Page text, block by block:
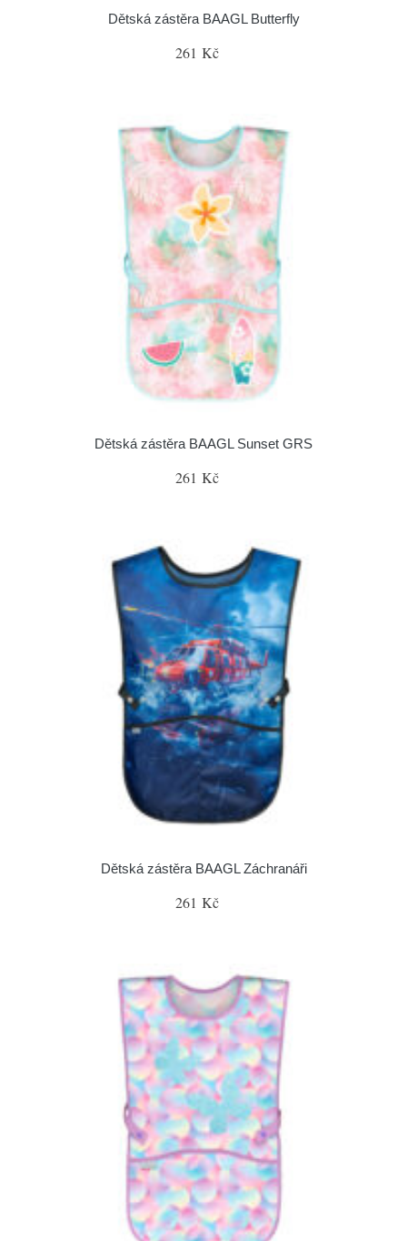
Dětská zástěra BAAGL Butterfly
261 Kč
Dětská zástěra BAAGL Sunset GRS
261 Kč
Dětská zástěra BAAGL Záchranáři
261 Kč